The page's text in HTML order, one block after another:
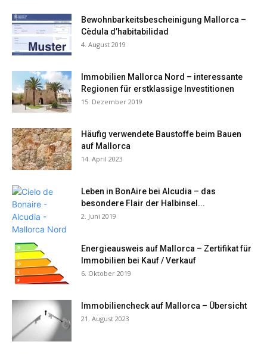
Bewohnbarkeitsbescheinigung Mallorca –
Cèdula d’habitabilidad
4. August 2019
Immobilien Mallorca Nord – interessante
Regionen für erstklassige Investitionen
15. Dezember 2019
Häufig verwendete Baustoffe beim Bauen
auf Mallorca
14. April 2023
Leben in BonAire bei Alcudia – das
besondere Flair der Halbinsel...
2. Juni 2019
Energieausweis auf Mallorca – Zertifikat für
Immobilien bei Kauf / Verkauf
6. Oktober 2019
Immobiliencheck auf Mallorca – Übersicht
21. August 2023